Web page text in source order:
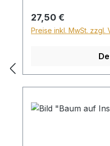
Ausland beträgt der
30€.
Regulärer Preis:
27,50 €
Preise inkl. MwSt. zzgl.